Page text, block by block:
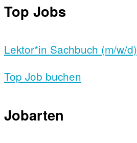
Top Jobs
Lektor*in Sachbuch (m/w/d)
Top Job buchen
Jobarten